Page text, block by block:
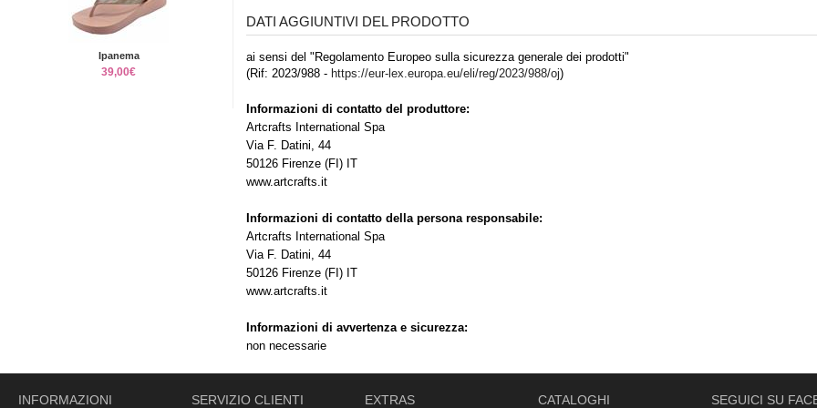
Ipanema
39,00€
DATI AGGIUNTIVI DEL PRODOTTO
ai sensi del "Regolamento Europeo sulla sicurezza generale dei prodotti"
(Rif: 2023/988 - https://eur-lex.europa.eu/eli/reg/2023/988/oj)
Informazioni di contatto del produttore:
Artcrafts International Spa
Via F. Datini, 44
50126 Firenze (FI) IT
www.artcrafts.it
Informazioni di contatto della persona responsabile:
Artcrafts International Spa
Via F. Datini, 44
50126 Firenze (FI) IT
www.artcrafts.it
Informazioni di avvertenza e sicurezza:
non necessarie
INFORMAZIONI SERVIZIO CLIENTI EXTRAS CATALOGHI SEGUICI SU